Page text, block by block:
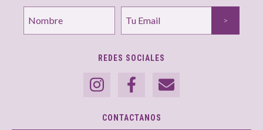
REDES SOCIALES
CONTACTANOS